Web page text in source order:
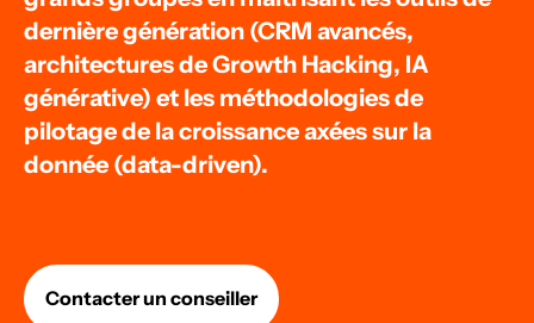
dernière génération (CRM avancés,
architectures de Growth Hacking, IA
générative) et les méthodologies de
pilotage de la croissance axées sur la
donnée (data-driven).
Contacter un conseiller